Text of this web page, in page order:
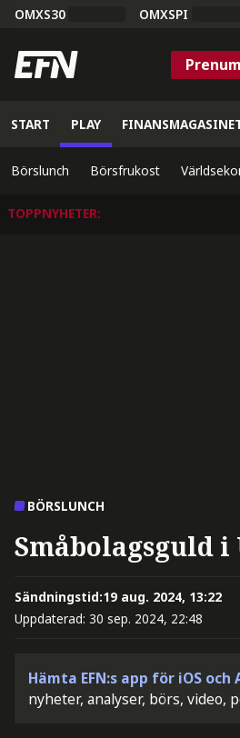
OMXS30 OMXSPI
START PLAY
Börslunch Börsfrukost
TOPPNYHETER:
BÖRSLUNCH
Småbolagsguld i
Sändningstid:19 aug. 2024, 13:22
Uppdaterad: 30 sep. 2024, 22:48
Hämta EFN:s app för iOS och
nyheter, analyser, börs, video,